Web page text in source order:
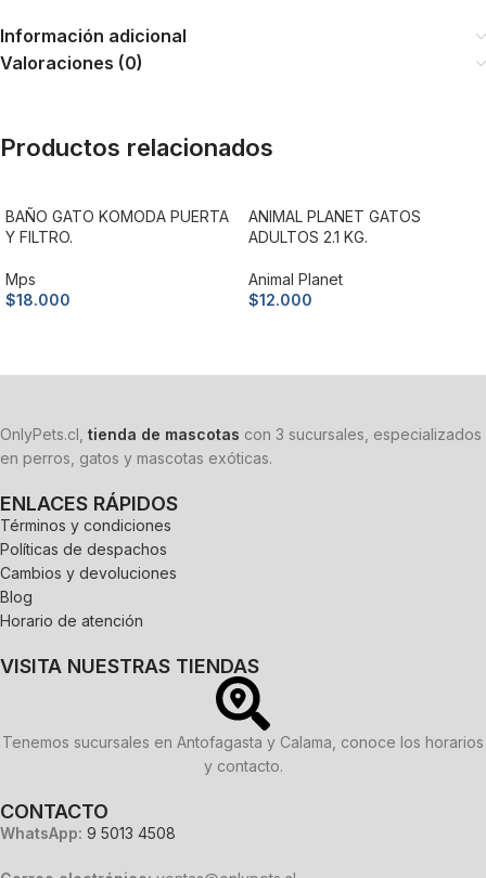
Información adicional
Valoraciones (0)
Productos relacionados
BAÑO GATO KOMODA PUERTA
Y FILTRO.
Mps
$18.000
ANIMAL PLANET GATOS
ADULTOS 2.1 KG.
Animal Planet
$12.000
OnlyPets.cl, tienda de mascotas con 3 sucursales, especializados
en perros, gatos y mascotas exóticas.
ENLACES RÁPIDOS
Términos y condiciones
Políticas de despachos
Cambios y devoluciones
Blog
Horario de atención
VISITA NUESTRAS TIENDAS
Tenemos sucursales en Antofagasta y Calama, conoce los horarios
y contacto.
CONTACTO
WhatsApp: 9 5013 4508